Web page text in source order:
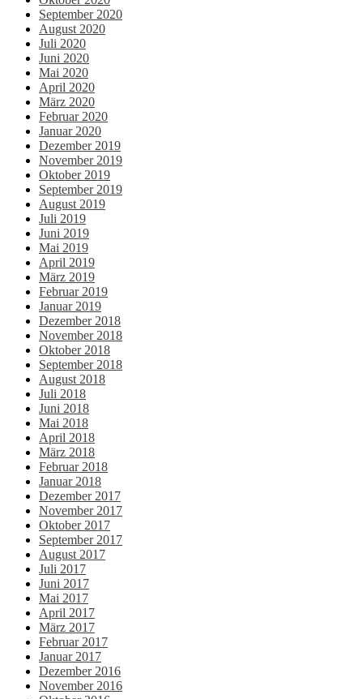
September 2020
August 2020
Juli 2020
Juni 2020
Mai 2020
April 2020
März 2020
Februar 2020
Januar 2020
Dezember 2019
November 2019
Oktober 2019
September 2019
August 2019
Juli 2019
Juni 2019
Mai 2019
April 2019
März 2019
Februar 2019
Januar 2019
Dezember 2018
November 2018
Oktober 2018
September 2018
August 2018
Juli 2018
Juni 2018
Mai 2018
April 2018
März 2018
Februar 2018
Januar 2018
Dezember 2017
November 2017
Oktober 2017
September 2017
August 2017
Juli 2017
Juni 2017
Mai 2017
April 2017
März 2017
Februar 2017
Januar 2017
Dezember 2016
November 2016